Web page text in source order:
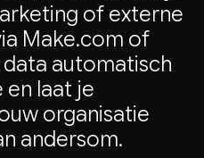
of externe
Make.com of
automatisch
laat je
organisatie
andersom.